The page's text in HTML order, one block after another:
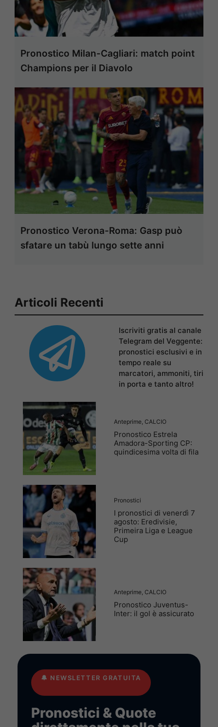
Pronostico Milan-Cagliari: match point
Champions per il Diavolo
Pronostico Verona-Roma: Gasp può
sfatare un tabù lungo sette anni
Articoli Recenti
Iscriviti gratis al canale
Telegram del Veggente:
pronostici esclusivi e in
tempo reale su
marcatori, ammoniti, tiri
in porta e tanto altro!
Anteprime, CALCIO
Pronostico Estrela
Amadora-Sporting CP:
quindicesima volta di fila
Pronostici
I pronostici di venerdì 7
agosto: Eredivisie,
Primeira Liga e League
Cup
Anteprime, CALCIO
Pronostico Juventus-
Inter: il gol è assicurato
🔔 NEWSLETTER GRATUITA
Pronostici & Quote